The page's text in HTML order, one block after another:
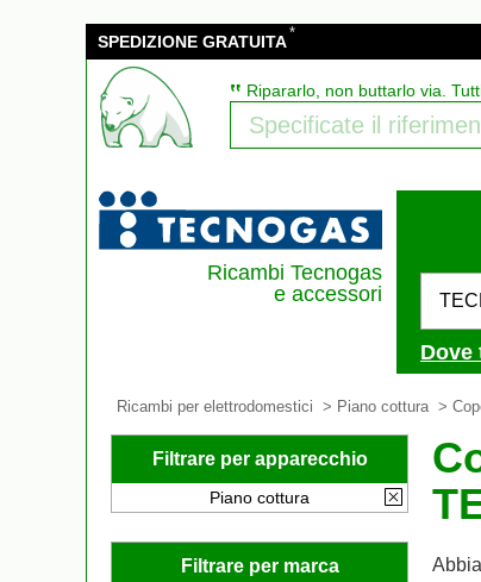
SPEDIZIONE GRATUITA*
‟ Ripararlo, non buttarlo via.
Ricambi Tecnogas
e accessori
Dove
Ricambi per elettrodomestici > Piano cottura >
Filtrare per apparecchio
Piano cottura
Filtrare per marca